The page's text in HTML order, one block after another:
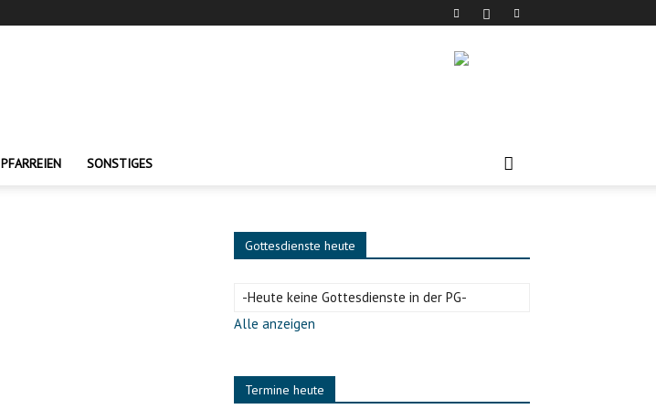
PFARREIEN SONSTIGES
Gottesdienste heute
-Heute keine Gottesdienste in der PG-
Alle anzeigen
Termine heute